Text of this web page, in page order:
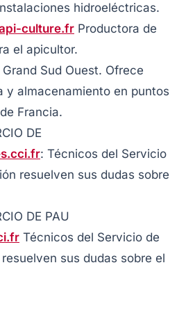
hidroeléctricas.
culture.fr Productora de
el apicultor.
Sud Ouest. Ofrece
y almacenamiento en puntos
Francia.
DE
: Técnicos del Servicio
resuelven sus dudas sobre
DE PAU
Técnicos del Servicio de
sus dudas sobre el